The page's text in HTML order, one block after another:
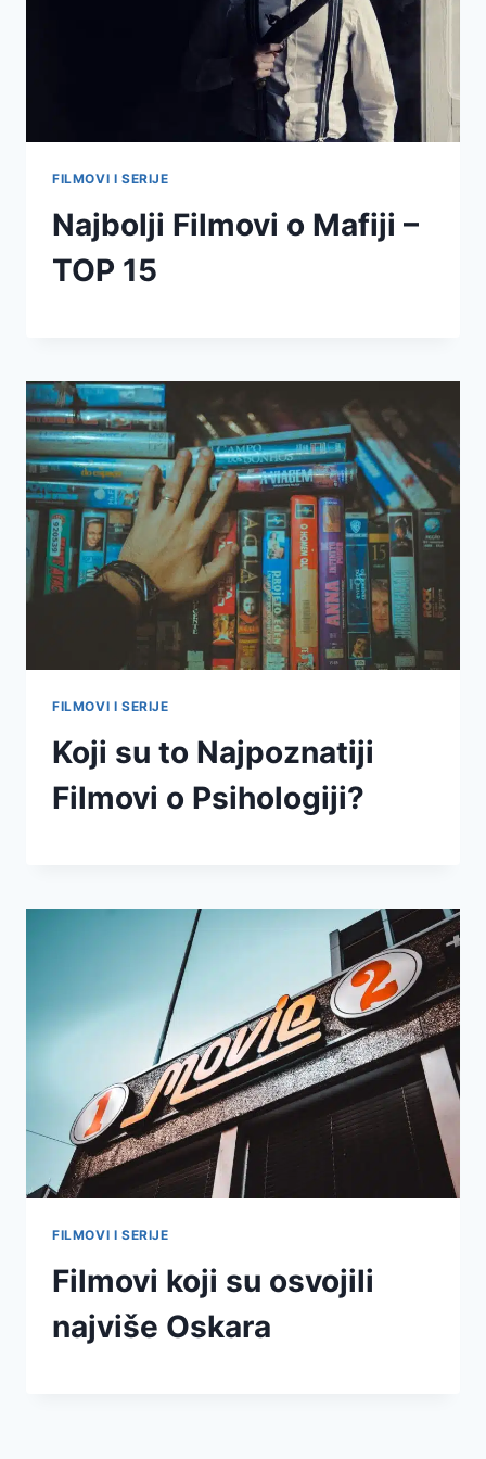
FILMOVI I SERIJE
Najbolji Filmovi o Mafiji –
TOP 15
FILMOVI I SERIJE
Koji su to Najpoznatiji
Filmovi o Psihologiji?
FILMOVI I SERIJE
Filmovi koji su osvojili
najviše Oskara